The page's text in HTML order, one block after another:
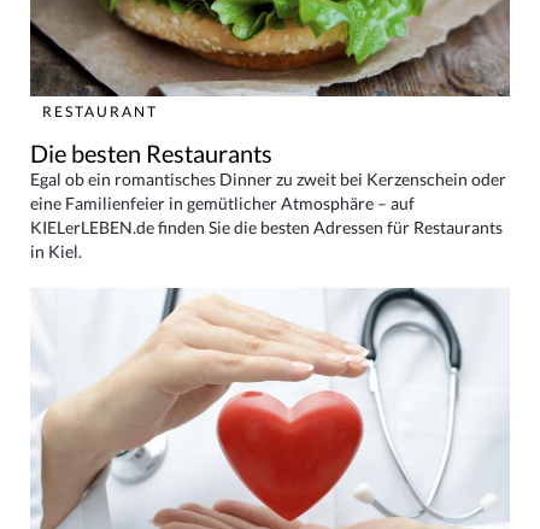
RESTAURANT
Die besten Restaurants
Egal ob ein romantisches Dinner zu zweit bei Kerzenschein oder
eine Familienfeier in gemütlicher Atmosphäre – auf
KIELerLEBEN.de finden Sie die besten Adressen für Restaurants
in Kiel.